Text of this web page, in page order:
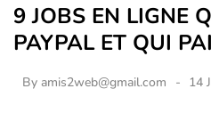
9 JOBS EN LIGNE
PAYPAL ET QUI
By amis2web@gmail.com 14